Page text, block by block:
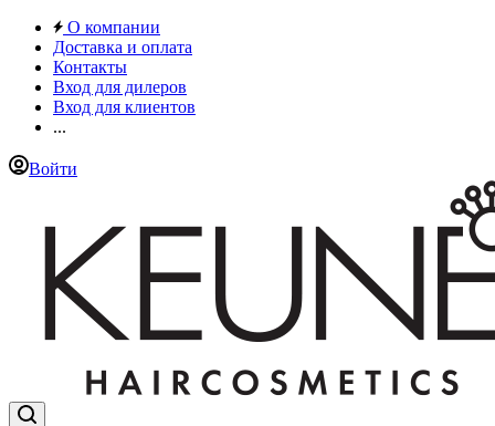
О компании
Доставка и оплата
Контакты
Вход для дилеров
Вход для клиентов
...
Войти